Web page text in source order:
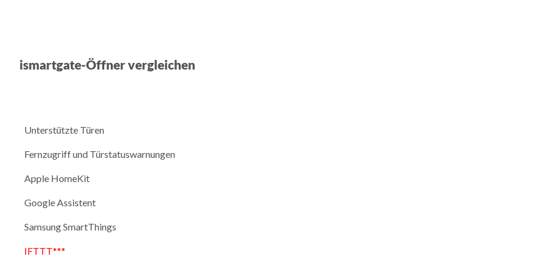
ismartgate-Öffner vergleichen
Unterstützte Türen
Fernzugriff und Türstatuswarnungen
Apple HomeKit
Google Assistent
Samsung SmartThings
IFTTT***